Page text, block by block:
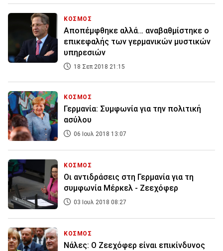
ΚΟΣΜΟΣ
Αποπέμφθηκε αλλά… αναβαθμίστηκε ο
επικεφαλής των γερμανικών μυστικών
υπηρεσιών
18 Σεπ 2018 21:15
ΚΟΣΜΟΣ
Γερμανία: Συμφωνία για την πολιτική
ασύλου
06 Ιουλ 2018 13:07
ΚΟΣΜΟΣ
Οι αντιδράσεις στη Γερμανία για τη
συμφωνία Μέρκελ - Ζεεχόφερ
03 Ιουλ 2018 08:27
ΚΟΣΜΟΣ
Νάλες: Ο Ζεεχόφερ είναι επικίνδυνος